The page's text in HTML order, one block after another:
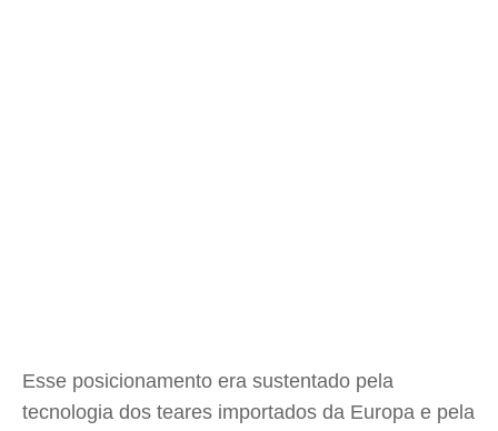
Esse posicionamento era sustentado pela
tecnologia dos teares importados da Europa e pela